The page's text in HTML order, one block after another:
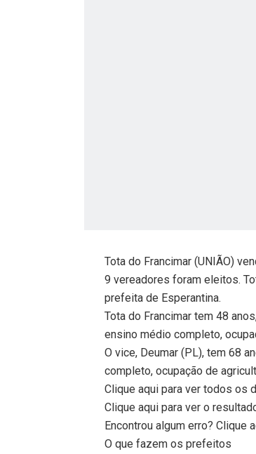
Tota do Francimar (UNIÃO)
9 vereadores foram eleitos.
prefeita de Esperantina.
Tota do Francimar tem 48
ensino médio completo,
O vice, Deumar (PL), tem 68
completo, ocupação de
Clique aqui para ver todos os
Clique aqui para ver o
Encontrou algum erro? Clique
O que fazem os prefeitos